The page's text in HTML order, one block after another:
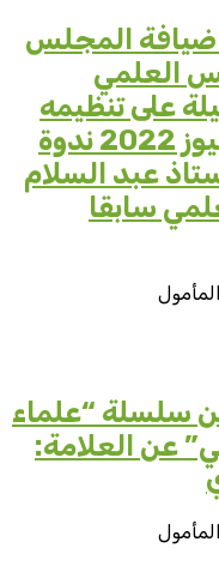
ضيافة المجلس
العلمي
على تنظيمه
نظمت يوم الجمعة 22 يوليوز 2022 ندوة
عبد السلام
سابقا
من سلسلة “علماء
عن العلامة: